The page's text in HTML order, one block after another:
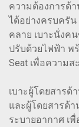
ความต้องการด้
ได้อย่างครบครั
คลาย เบาะนั่งค
ปรับด้วยไฟฟ้า พ
Seat เพื่อความ
เบาะผู้โดยสาร
และผู้โดยสารด้
ระบายอากาศ เ